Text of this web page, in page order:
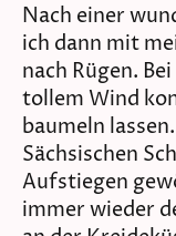
Nach einer
ich dann mit
nach Rügen.
tollem Wind
baumeln
Sächsischen
Aufstiegen
immer wieder